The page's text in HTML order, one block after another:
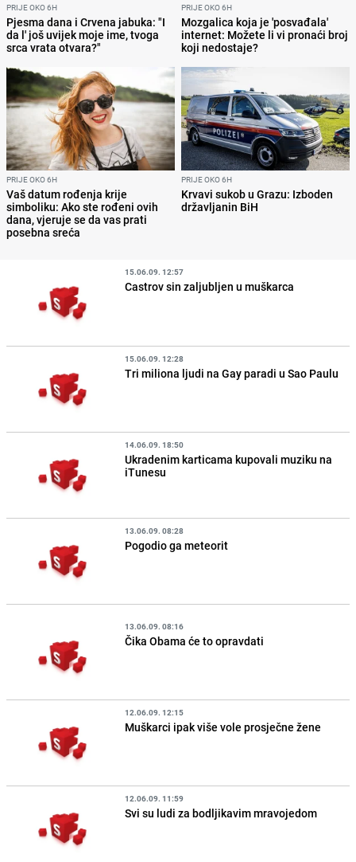
PRIJE OKO 6H
Pjesma dana i Crvena jabuka: "I
da l' još uvijek moje ime, tvoga
srca vrata otvara?"
PRIJE OKO 6H
Mozgalica koja je 'posvađala'
internet: Možete li vi pronaći broj
koji nedostaje?
PRIJE OKO 6H
Vaš datum rođenja krije
simboliku: Ako ste rođeni ovih
dana, vjeruje se da vas prati
posebna sreća
PRIJE OKO 6H
Krvavi sukob u Grazu: Izboden
državljanin BiH
15.06.09. 12:57
Castrov sin zaljubljen u muškarca
15.06.09. 12:28
Tri miliona ljudi na Gay paradi u Sao Paulu
14.06.09. 18:50
Ukradenim karticama kupovali muziku na
iTunesu
13.06.09. 08:28
Pogodio ga meteorit
13.06.09. 08:16
Čika Obama će to opravdati
12.06.09. 12:15
Muškarci ipak više vole prosječne žene
12.06.09. 11:59
Svi su ludi za bodljikavim mravojedom